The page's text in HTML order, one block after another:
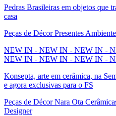
Pedras Brasileiras em objetos que
casa
Peças de Décor Presentes
NEW IN - NEW IN - NEW IN -
NEW IN - NEW IN - NEW IN -
Konsepta, arte em cerâmica, na
e agora exclusivas para o FS
Peças de Décor Nara Ota
Designer